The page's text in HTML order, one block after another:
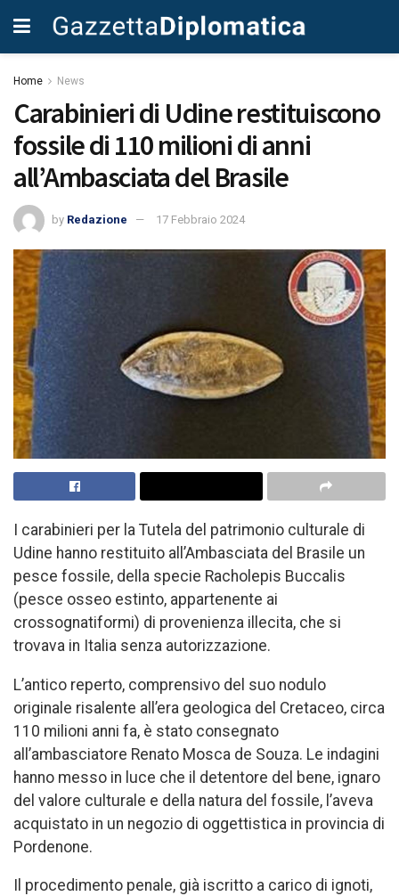
Home News
Carabinieri di Udine restituiscono
fossile di 110 milioni di anni
all’Ambasciata del Brasile
by Redazione 17 Febbraio 2024
I carabinieri per la Tutela del patrimonio culturale di
Udine hanno restituito all’Ambasciata del Brasile un
pesce fossile, della specie Racholepis Buccalis
(pesce osseo estinto, appartenente ai
crossognatiformi) di provenienza illecita, che si
trovava in Italia senza autorizzazione.
L’antico reperto, comprensivo del suo nodulo
originale risalente all’era geologica del Cretaceo, circa
110 milioni anni fa, è stato consegnato
all’ambasciatore Renato Mosca de Souza. Le indagini
hanno messo in luce che il detentore del bene, ignaro
del valore culturale e della natura del fossile, l’aveva
acquistato in un negozio di oggettistica in provincia di
Pordenone.
Il procedimento penale, già iscritto a carico di ignoti,